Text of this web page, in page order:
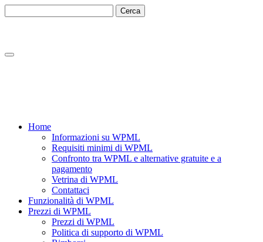
al
alla
Home
Informazioni su WPML
Requisiti minimi di WPML
Confronto tra WPML e alternative gratuite e a
pagamento
Vetrina di WPML
Contattaci
Funzionalità di WPML
Prezzi di WPML
Prezzi di WPML
Politica di supporto di WPML